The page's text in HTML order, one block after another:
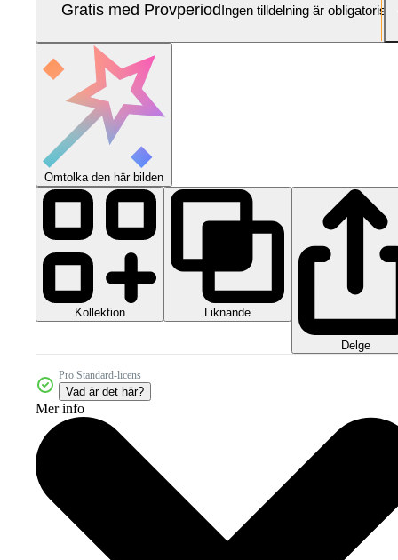
Gratis med ProvperiodIngen tilldelning är obligatorisk
Omtolka den här bilden
Kollektion Liknande
Delge
Pro Standard-licens
Vad är det här?
Mer info